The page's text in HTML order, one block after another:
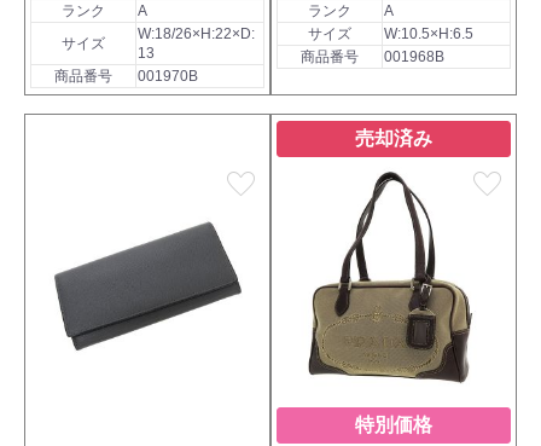
ランク
A
サイズ
W:18/26×H:22×D:
13
商品番号
001970B
ランク
A
サイズ
W:10.5×H:6.5
商品番号
001968B
favorite
売却済み
favorite
特別価格